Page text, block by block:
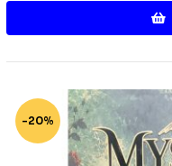
-20%